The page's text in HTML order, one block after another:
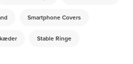
Smartphone Covers
Stable Ringe